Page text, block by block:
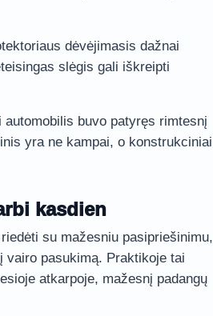
dėvėjimasis dažnai
slėgis gali iškreipti
buvo patyręs rimtesnį
yra ne kampai, o konstrukciniai
kasdien
su mažesniu pasipriešinimu,
pasukimą. Praktikoje tai
atkarpoje, mažesnį padangų